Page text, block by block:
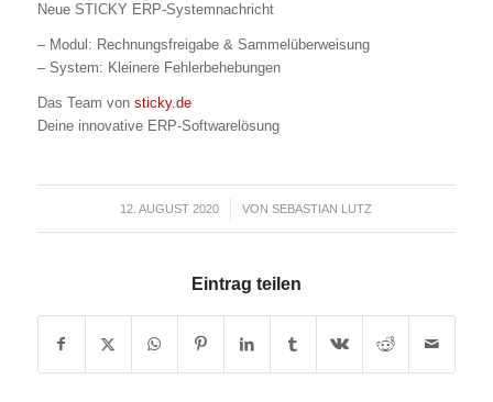
Neue STICKY ERP-Systemnachricht
– Modul: Rechnungsfreigabe & Sammelüberweisung
– System: Kleinere Fehlerbehebungen
Das Team von sticky.de
Deine innovative ERP-Softwarelösung
12. AUGUST 2020
/ VONSEBASTIAN LUTZ
Eintrag teilen